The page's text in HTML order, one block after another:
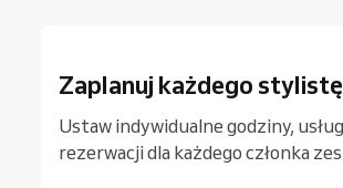
Zaplanuj każdego stylistę
Ustaw indywidualne godziny,
rezerwacji dla każdego członka